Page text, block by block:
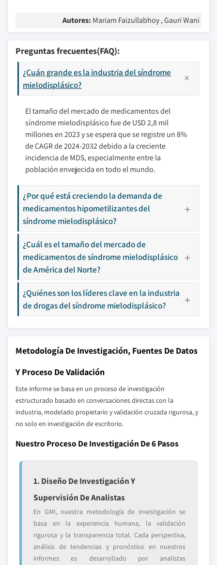
Autores: Mariam Faizullabhoy , Gauri Wani
Preguntas frecuentes(FAQ):
¿Cuán grande es la industria del síndrome
mielodisplásico?
El tamaño del mercado de medicamentos del
síndrome mielodisplásico fue de USD 2,8 mil
millones en 2023 y se espera que se registre un 8%
de CAGR de 2024-2032 debido a la creciente
incidencia de MDS, especialmente entre la
población envejecida en todo el mundo.
¿Por qué está creciendo la demanda de
medicamentos hipometilizantes del
síndrome mielodisplásico?
¿Cuál es el tamaño del mercado de
medicamentos de síndrome mielodisplásico
de América del Norte?
¿Quiénes son los líderes clave en la industria
de drogas del síndrome mielodisplásico?
Metodología De Investigación, Fuentes De Datos
Y Proceso De Validación
Este informe se basa en un proceso de investigación
estructurado basado en conversaciones directas con la
industria, modelado propietario y validación cruzada rigurosa, y
no solo en investigación de escritorio.
Nuestro Proceso De Investigación De 6 Pasos
1. Diseño De Investigación Y
Supervisión De Analistas
En GMI, nuestra metodología de investigación se
basa en la experiencia humana, la validación
rigurosa y la transparencia total. Cada perspectiva,
análisis de tendencias y pronóstico en nuestros
informes es desarrollado por analistas